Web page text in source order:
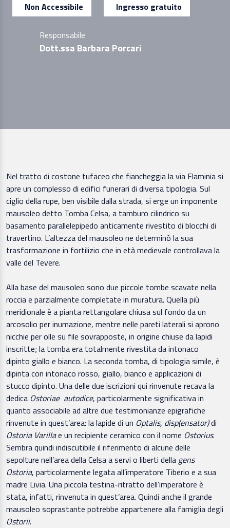
Non Accessibile Ingresso gratuito
Responsabile
Dott.ssa Barbara Porcari
Nel tratto di costone tufaceo che fiancheggia la via Flaminia si
apre un complesso di edifici funerari di diversa tipologia. Sul
ciglio della rupe, ben visibile dalla strada, si erge un imponente
mausoleo detto Tomba Celsa, a tamburo cilindrico su
basamento parallelepipedo anticamente rivestito di blocchi di
travertino. L’altezza del mausoleo ne determinò la sua
trasformazione in fortilizio che in età medievale controllava la
valle del Tevere.
Alla base del mausoleo sono due piccole tombe scavate nella
roccia e parzialmente completate in muratura. Quella più
meridionale è a pianta rettangolare chiusa sul fondo da un
arcosolio per inumazione, mentre nelle pareti laterali si aprono
nicchie per olle su file sovrapposte, in origine chiuse da lapidi
inscritte; la tomba era totalmente rivestita da intonaco
dipinto giallo e bianco. La seconda tomba, di tipologia simile, è
dipinta con intonaco rosso, giallo, bianco e applicazioni di
stucco dipinto. Una delle due iscrizioni qui rinvenute recava la
dedica Ostoriae autodice, particolarmente significativa in
quanto associabile ad altre due testimonianze epigrafiche
rinvenute in quest’area: la lapide di un Optalis, disp(ensator)di
Ostoria Varillae un recipiente ceramico con il nome Ostorius.
Sembra quindi indiscutibile il riferimento di alcune delle
sepolture nell’area della Celsa a servi o liberti della gens
Ostoria, particolarmente legata all’imperatore Tiberio e a sua
madre Livia. Una piccola testina-ritratto dell’imperatore è
stata, infatti, rinvenuta in quest’area. Quindi anche il grande
mausoleo soprastante potrebbe appartenere alla famiglia degli
Ostorii.